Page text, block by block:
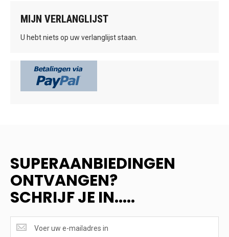
MIJN VERLANGLIJST
U hebt niets op uw verlanglijst staan.
SUPERAANBIEDINGEN
ONTVANGEN?
SCHRIJF JE IN.....
ONTVANGEN?